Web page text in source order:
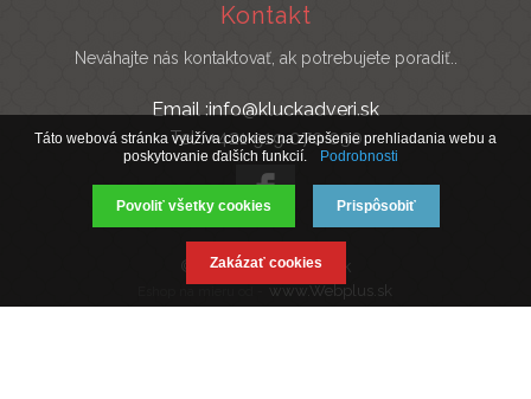
Kontakt
Neváhajte nás kontaktovať, ak potrebujete poradiť..
Email :info@kluckadveri.sk
Tel : +421 919 070 030
© 2019 Kluckadveri.sk
www.Webplus.sk
Táto webová stránka využíva cookies na zlepšenie prehliadania webu a
poskytovanie ďalších funkcií.
Podrobnosti
Povoliť všetky cookies Prispôsobiť
Zakázať cookies